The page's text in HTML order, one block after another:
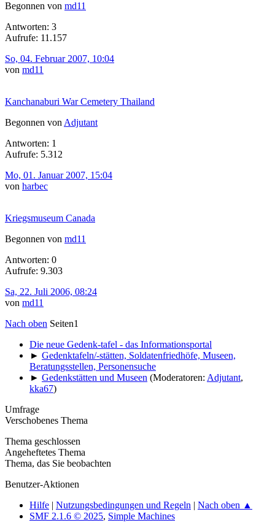
Begonnen von md11
Antworten: 3
Aufrufe: 11.157
So, 04. Februar 2007, 10:04
von md11
Kanchanaburi War Cemetery Thailand
Begonnen von Adjutant
Antworten: 1
Aufrufe: 5.312
Mo, 01. Januar 2007, 15:04
von harbec
Kriegsmuseum Canada
Begonnen von md11
Antworten: 0
Aufrufe: 9.303
Sa, 22. Juli 2006, 08:24
von md11
Nach oben Seiten1
Die neue Gedenk-tafel - das Informationsportal
► Gedenktafeln/-stätten, Soldatenfriedhöfe, Museen,
Beratungsstellen, Personensuche
► Gedenkstätten und Museen (Moderatoren: Adjutant,
kka67)
Umfrage
Verschobenes Thema
Thema geschlossen
Angeheftetes Thema
Thema, das Sie beobachten
Benutzer-Aktionen
Hilfe | Nutzungsbedingungen und Regeln | Nach oben ▲
SMF 2.1.6 © 2025, Simple Machines